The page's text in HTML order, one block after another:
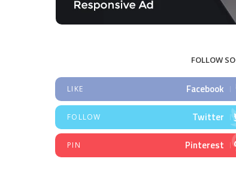
FOLLOW
Facebook
LIKE
Twitter
FOLLOW
Pinterest
PIN